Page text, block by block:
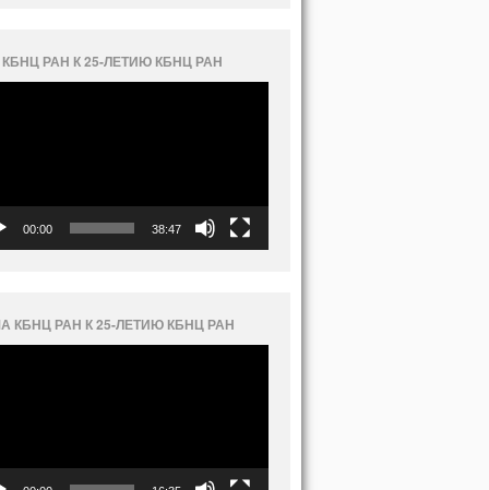
РАН К 25-ЛЕТИЮ КБНЦ РАН
00:00 38:47
КБНЦ РАН К 25-ЛЕТИЮ КБНЦ РАН